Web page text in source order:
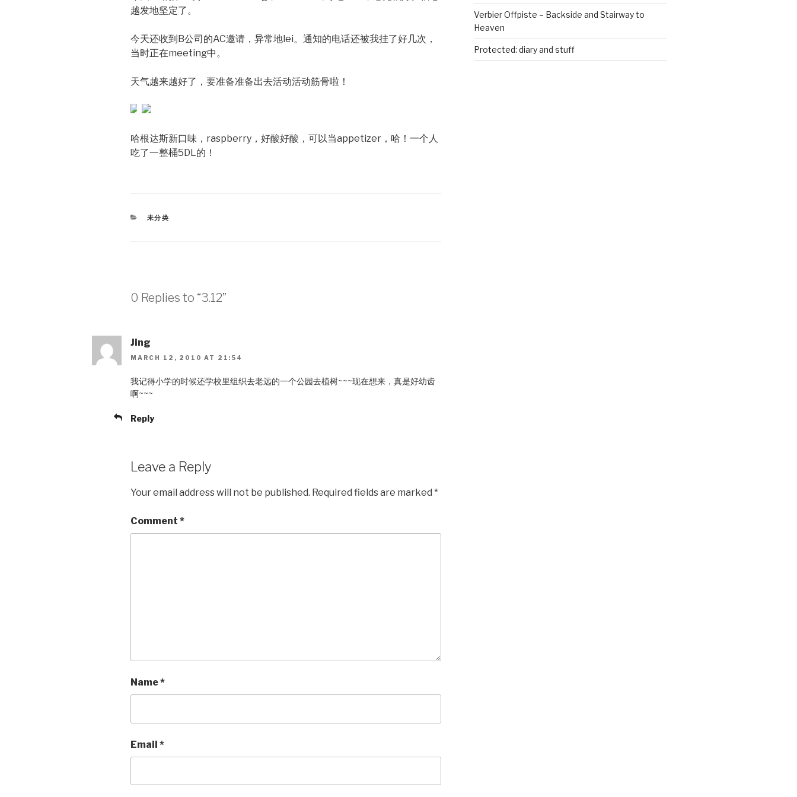
越发地坚定了。
今天还收到B公司的AC邀请，异常地lei。通知的电话还被我挂了好几次，
当时正在meeting中。
天气越来越好了，要准备准备出去活动活动筋骨啦！
哈根达斯新口味，raspberry，好酸好酸，可以当appetizer，哈！一个人
吃了一整桶5DL的！
CATEGORIES
未分类
0 Replies to “3.12”
Jing
MARCH 12, 2010 AT 21:54
我记得小学的时候还学校里组织去老远的一个公园去植树~~~现在想来，真是好幼齿
啊~~~
Reply
Leave a Reply
Your email address will not be published. Required fields are marked *
Comment *
Name*
Email *
Verbier Offpiste – Backside and Stairway to
Heaven
Protected: diary and stuff